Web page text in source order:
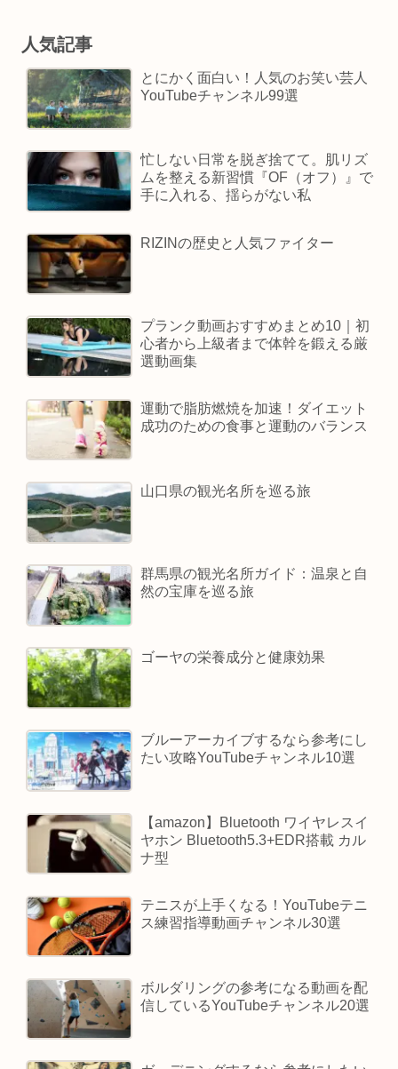
人気記事
とにかく面白い！人気のお笑い芸人
YouTubeチャンネル99選
忙しない日常を脱ぎ捨てて。肌リズ
ムを整える新習慣『OF（オフ）』で
手に入れる、揺らがない私
RIZINの歴史と人気ファイター
プランク動画おすすめまとめ10｜初
心者から上級者まで体幹を鍛える厳
選動画集
運動で脂肪燃焼を加速！ダイエット
成功のための食事と運動のバランス
山口県の観光名所を巡る旅
群馬県の観光名所ガイド：温泉と自
然の宝庫を巡る旅
ゴーヤの栄養成分と健康効果
ブルーアーカイブするなら参考にし
たい攻略YouTubeチャンネル10選
【amazon】Bluetooth ワイヤレスイ
ヤホン Bluetooth5.3+EDR搭載 カル
ナ型
テニスが上手くなる！YouTubeテニ
ス練習指導動画チャンネル30選
ボルダリングの参考になる動画を配
信しているYouTubeチャンネル20選